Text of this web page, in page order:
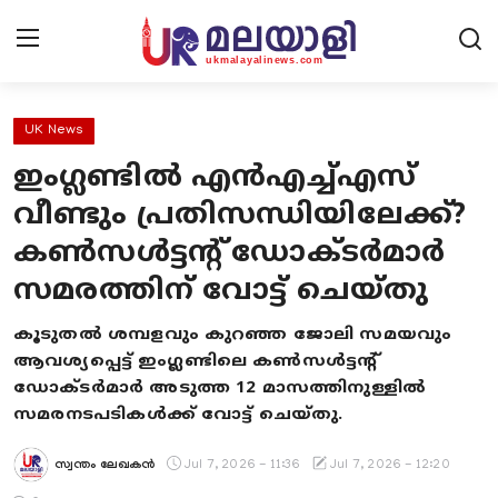
Home
Contact Us
UK News
Europe News
Kerala News
UK News
ഇംഗ്ലണ്ടിൽ എൻഎച്ച്എസ്
വീണ്ടും പ്രതിസന്ധിയിലേക്ക്?
കൺസൾട്ടന്റ് ഡോക്ടർമാർ
സമരത്തിന് വോട്ട് ചെയ്തു
കൂടുതൽ ശമ്പളവും കുറഞ്ഞ ജോലി സമയവും
ആവശ്യപ്പെട്ട് ഇംഗ്ലണ്ടിലെ കൺസൾട്ടന്റ്
ഡോക്ടർമാർ അടുത്ത 12 മാസത്തിനുള്ളിൽ
സമരനടപടികൾക്ക് വോട്ട് ചെയ്തു.
സ്വന്തം ലേഖകൻ Jul 7, 2026 - 11:36 Jul 7, 2026 - 12:20